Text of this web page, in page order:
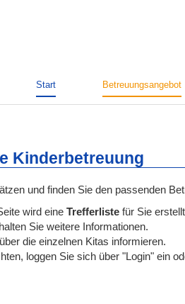
Start Betreuungsangebot
Kinderbetreuung
und finden Sie den passenden
wird eine Trefferliste für Sie
Sie weitere Informationen.
die einzelnen Kitas informieren.
loggen Sie sich über "Login" ein